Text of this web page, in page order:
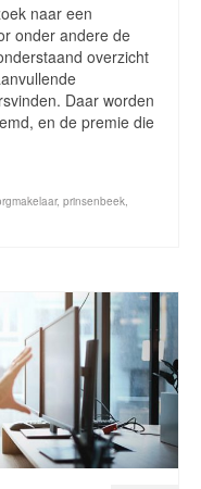
naar een
onder andere de
overzicht
Daar worden
en de premie die
, prinsenbeek,